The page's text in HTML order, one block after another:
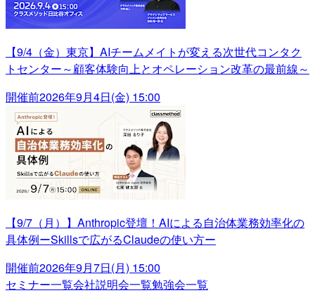
【9/4（金）東京】AIチームメイトが変える次世代コンタク
トセンター～顧客体験向上とオペレーション改革の最前線～
開催前2026年9月4日(金) 15:00
【9/7（月）】Anthropic登壇！AIによる自治体業務効率化の
具体例ーSkillsで広がるClaudeの使い方ー
開催前2026年9月7日(月) 15:00
セミナー一覧会社説明会一覧勉強会一覧